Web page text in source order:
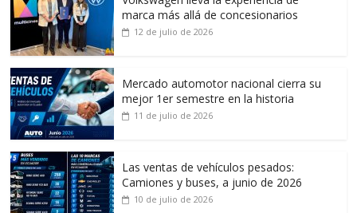
marca más allá de concesionarios
12 de julio de 2026
Mercado automotor nacional cierra su
mejor 1er semestre en la historia
11 de julio de 2026
Las ventas de vehículos pesados:
Camiones y buses, a junio de 2026
10 de julio de 2026